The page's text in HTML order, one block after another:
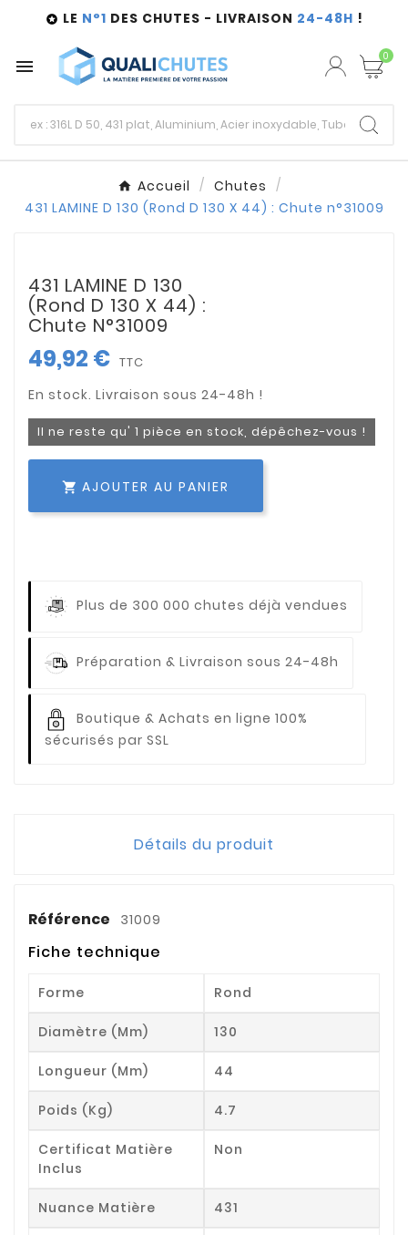
 LE N°1 DES CHUTES - LIVRAISON 24-48H !
 0
Accueil
Chutes
431 LAMINE D 130 (Rond D 130 X 44) : Chute n°31009
431 LAMINE D 130
(Rond D 130 X 44) :
Chute N°31009
49,92 € TTC
Il ne reste qu' 1 pièce en stock, dépêchez-vous !
 AJOUTER AU PANIER
Plus de 300 000 chutes déjà vendues
Préparation & Livraison sous 24-48h
Boutique & Achats en ligne 100%
sécurisés par SSL
Détails du produit
Référence 31009
Fiche technique
Forme Rond
Diamètre (mm) 130
Longueur (mm) 44
Poids (kg) 4.7
Certificat Matière
Inclus
Non
Nuance Matière 431